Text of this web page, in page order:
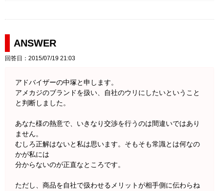
ANSWER
回答日：2015/07/19 21:03
アドバイザーの中塚と申します。
アメカジのブランドを扱い、自社のウリにしたいということ
と判断しました。
あなた様の熱意で、いきなり交渉を行うのは間違いではあり
ません。
むしろ正解はないと私は思います。そもそも常識とは何なの
かが私には
分からないのが正直なところです。
ただし、商品を自社で扱わせるメリットが相手側に伝わらね